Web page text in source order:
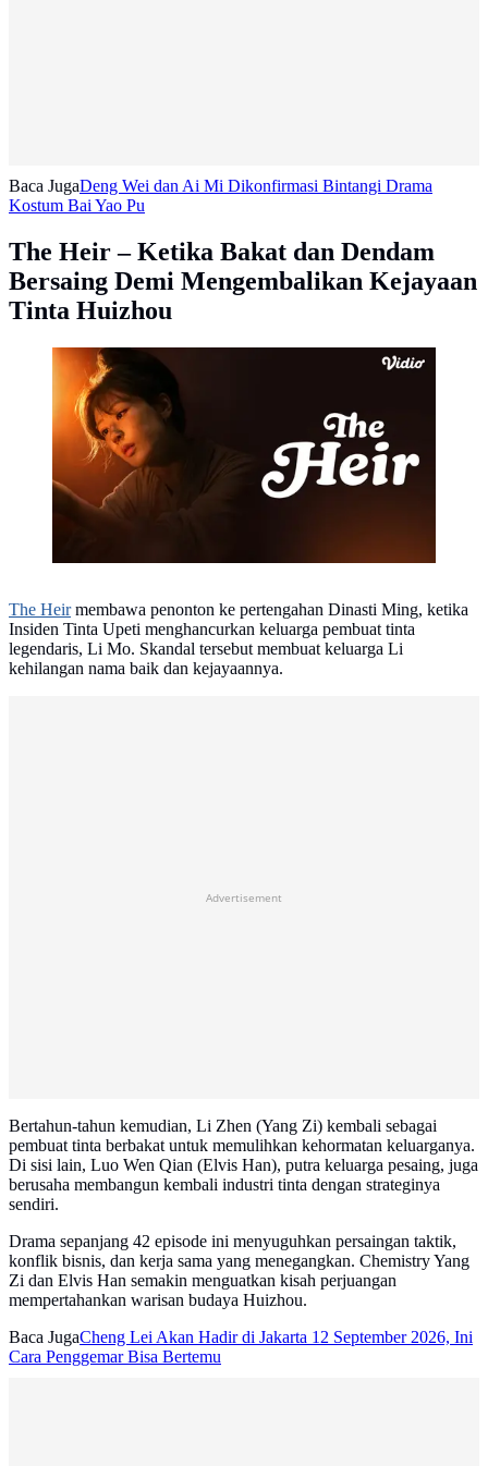
Baca JugaDeng Wei dan Ai Mi Dikonfirmasi Bintangi Drama
Kostum Bai Yao Pu
The Heir – Ketika Bakat dan Dendam
Bersaing Demi Mengembalikan Kejayaan
Tinta Huizhou
Drama China The Heir (Dok. Vidio)
The Heirmembawa penonton ke pertengahan Dinasti Ming, ketika
Insiden Tinta Upeti menghancurkan keluarga pembuat tinta
legendaris, Li Mo. Skandal tersebut membuat keluarga Li
kehilangan nama baik dan kejayaannya.
Advertisement
Bertahun-tahun kemudian, Li Zhen (Yang Zi) kembali sebagai
pembuat tinta berbakat untuk memulihkan kehormatan keluarganya.
Di sisi lain, Luo Wen Qian (Elvis Han), putra keluarga pesaing, juga
berusaha membangun kembali industri tinta dengan strateginya
sendiri.
Drama sepanjang 42 episode ini menyuguhkan persaingan taktik,
konflik bisnis, dan kerja sama yang menegangkan. Chemistry Yang
Zi dan Elvis Han semakin menguatkan kisah perjuangan
mempertahankan warisan budaya Huizhou.
Baca JugaCheng Lei Akan Hadir di Jakarta 12 September 2026, Ini
Cara Penggemar Bisa Bertemu